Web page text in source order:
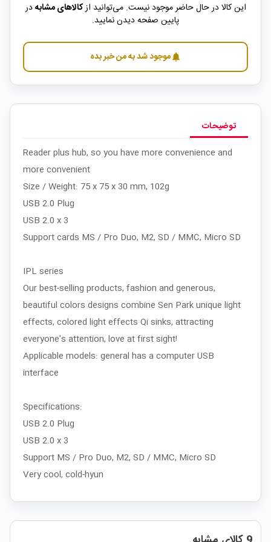
این کالا در حال حاضر موجود نیست. می‌توانید ازکالاهای مشابهدر
پایین صفحه دیدن نمایید.
notificationsموجود شد به من خبر بده
توضیحات
Reader plus hub, so you have more convenience and
more convenient
Size / Weight: 75 x 75 x 30 mm, 102g
USB 2.0 Plug
USB 2.0 x 3
Support cards MS / Pro Duo, M2, SD / MMC, Micro SD
IPL series
Our best-selling products, fashion and generous,
beautiful colors designs combine Sen Park unique light
effects, colored light effects Qi sinks, attracting
everyone's attention, love at first sight!
Applicable models: general has a computer USB
interface
Specifications:
USB 2.0 Plug
USB 2.0 x 3
Support MS / Pro Duo, M2, SD / MMC, Micro SD
Very cool, cold-hyun